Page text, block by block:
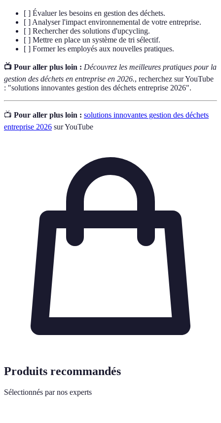
[ ] Évaluer les besoins en gestion des déchets.
[ ] Analyser l'impact environnemental de votre entreprise.
[ ] Rechercher des solutions d'upcycling.
[ ] Mettre en place un système de tri sélectif.
[ ] Former les employés aux nouvelles pratiques.
📺 Pour aller plus loin : Découvrez les meilleures pratiques pour la
gestion des déchets en entreprise en 2026., recherchez sur YouTube
: "solutions innovantes gestion des déchets entreprise 2026".
📺 Pour aller plus loin : solutions innovantes gestion des déchets
entreprise 2026 sur YouTube
Produits recommandés
Sélectionnés par nos experts